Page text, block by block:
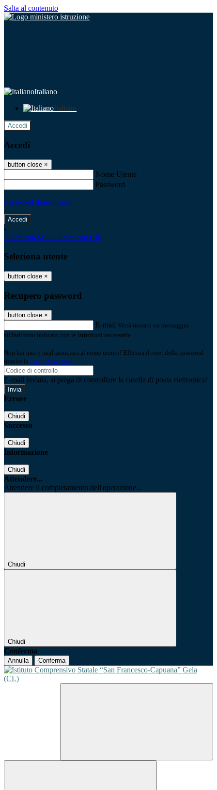
Salta al contenuto
Italiano
Italiano
Accedi
Accedi
button close ×
Nome Utente
Password
Password dimenticata?
-
Entra con SPID Entra con CIE
Seleziona utente
button close ×
Recupero password
button close ×
E-mail Verrà inviato un messaggio
all'indirizzo indicato con le istruzioni necessarie.
Non hai una e-mail associata al nome utente? Effettua il reset della password
tramite la Login Spaggiari
E-mail inviata, si prega di controllare la casella di posta elettronica!
Errore
Chiudi
Successo
Chiudi
Informazione
Chiudi
Attendere...
Attendere il completamento dell'operazione...
Chiudi
Chiudi
Conferma
Annulla Conferma